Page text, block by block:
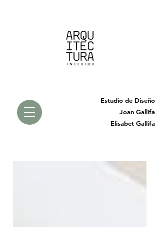
Estudio de Diseño
Joan Gallifa
Elisabet Gallifa